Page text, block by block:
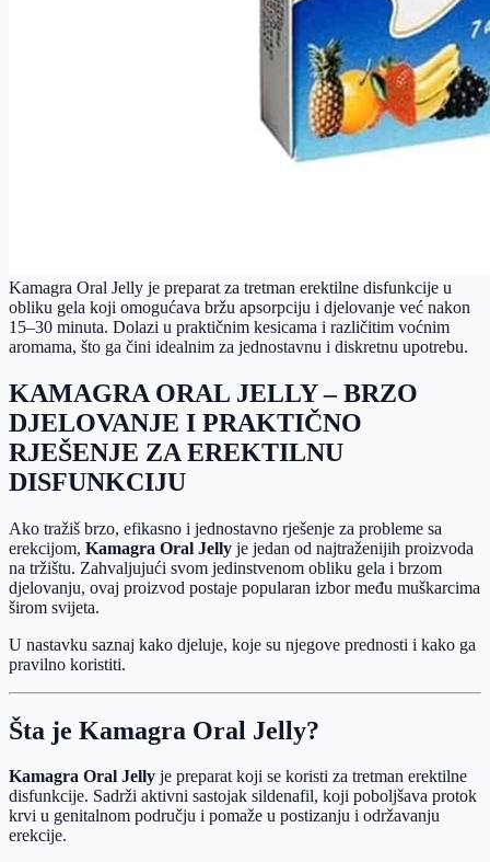
Kamagra Oral Jelly je preparat za tretman erektilne disfunkcije u
obliku gela koji omogućava bržu apsorpciju i djelovanje već nakon
15–30 minuta. Dolazi u praktičnim kesicama i različitim voćnim
aromama, što ga čini idealnim za jednostavnu i diskretnu upotrebu.
KAMAGRA ORAL JELLY – BRZO
DJELOVANJE I PRAKTIČNO
RJEŠENJE ZA EREKTILNU
DISFUNKCIJU
Ako tražiš brzo, efikasno i jednostavno rješenje za probleme sa
erekcijom, Kamagra Oral Jelly je jedan od najtraženijih proizvoda
na tržištu. Zahvaljujući svom jedinstvenom obliku gela i brzom
djelovanju, ovaj proizvod postaje popularan izbor među muškarcima
širom svijeta.
U nastavku saznaj kako djeluje, koje su njegove prednosti i kako ga
pravilno koristiti.
Šta je Kamagra Oral Jelly?
Kamagra Oral Jelly je preparat koji se koristi za tretman erektilne
disfunkcije. Sadrži aktivni sastojak sildenafil, koji poboljšava protok
krvi u genitalnom području i pomaže u postizanju i održavanju
erekcije.